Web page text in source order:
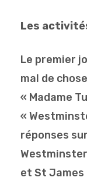
Les
Le premier
mal de
« Madame
«
réponses
et St James